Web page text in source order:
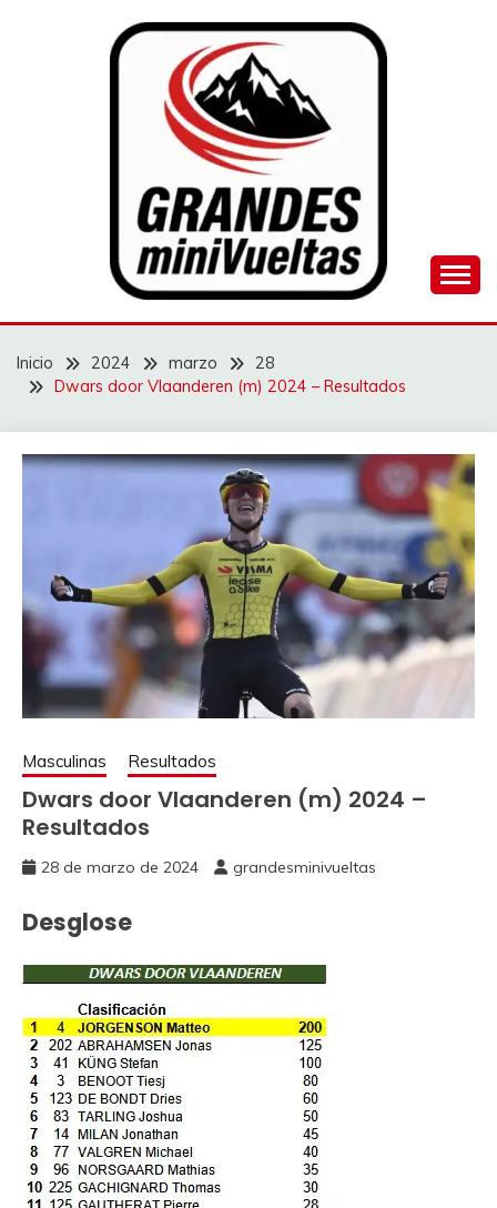
GRANDES
MINIVUELTAS
Inicio 2024 marzo
28
Dwars door Vlaanderen (m) 2024 – Resultados
Masculinas Resultados
Dwars door Vlaanderen (m) 2024 –
Resultados
28 de marzo de 2024 grandesminivueltas
Desglose